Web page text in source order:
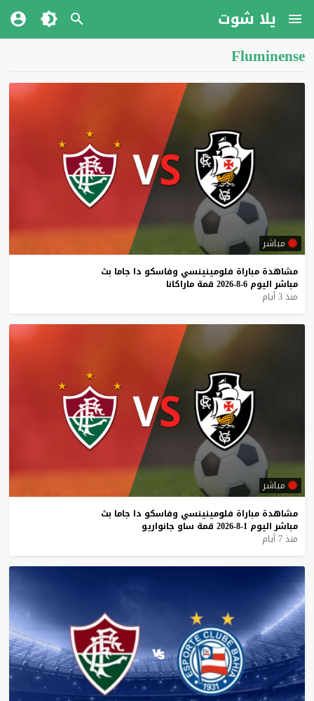
يلا شوت
Fluminense
مباشر
مشاهدة مباراة فلومينينسي وفاسكو دا جاما بث
مباشر اليوم 6-8-2026 قمة ماراكانا
منذ 3 أيام
مباشر
مشاهدة مباراة فلومينينسي وفاسكو دا جاما بث
مباشر اليوم 1-8-2026 قمة ساو جانواريو
منذ 7 أيام